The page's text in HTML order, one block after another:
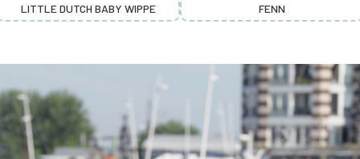
LITTLE DUTCH BABY WIPPE FENN